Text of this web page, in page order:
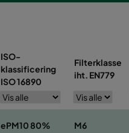
ISO-
klassificering
ISO 16890
Filterklasse
iht. EN779
ePM10 80% M6